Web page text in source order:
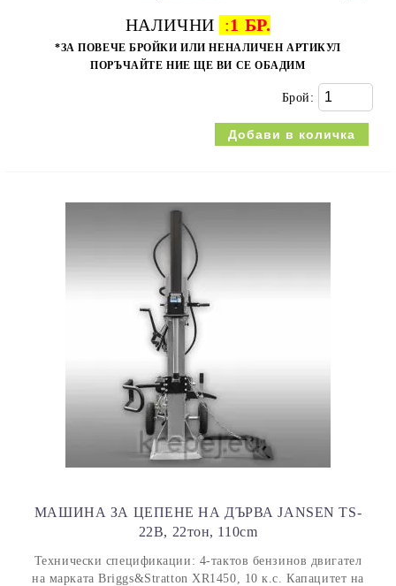
НАЛИЧНИ :1 БР.
*ЗА ПОВЕЧЕ БРОЙКИ ИЛИ НЕНАЛИЧЕН АРТИКУЛ
ПОРЪЧАЙТЕ НИЕ ЩЕ ВИ СЕ ОБАДИМ
Брой:
МАШИНА ЗА ЦЕПЕНЕ НА ДЪРВА JANSEN TS-
22B, 22тон, 110cm
Технически спецификации: 4-тактов бензинов двигател
на марката Briggs&Stratton XR1450, 10 к.с. Капацитет на